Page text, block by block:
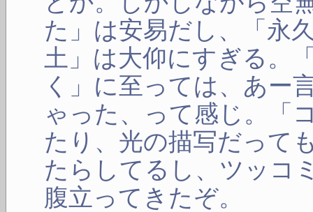
た」は安易だし、「永
土」は大仰にすぎる。
く」に至っては、あー
ゃった、って感じ。「
たり、光の描写だって
たらしてるし、ツッコ
腹立ってきたぞ。